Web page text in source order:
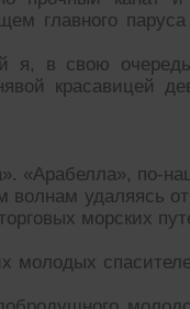
главного
в свою
красавицей
«Арабелла», по-
удаляясь
морских
молодых